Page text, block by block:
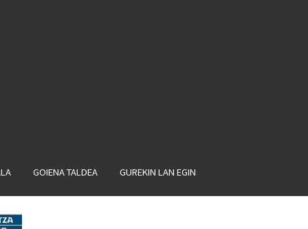
GOIENA TALDEA GUREKIN LAN EGIN